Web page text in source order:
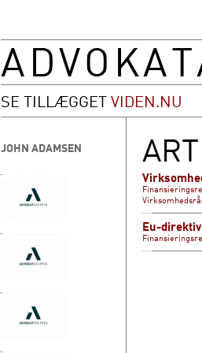
SE TILLÆGGETVIDEN.NU
JOHN ADAMSEN
Eu-